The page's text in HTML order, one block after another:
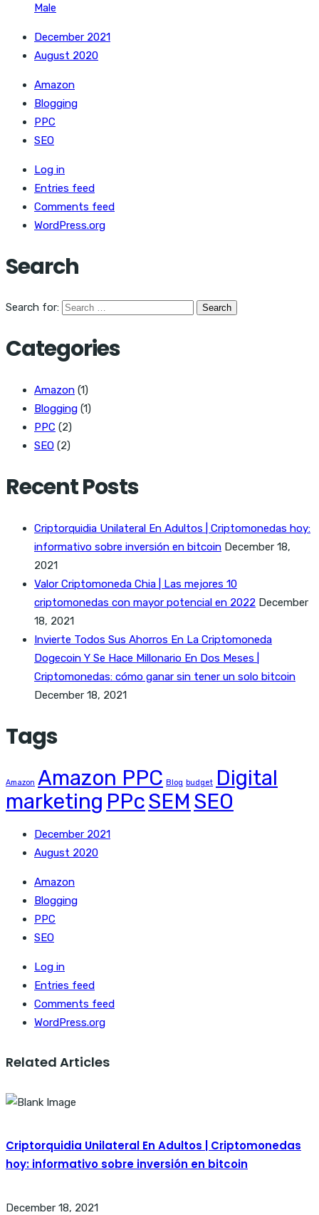
Male
December 2021
August 2020
Amazon
Blogging
PPC
SEO
Log in
Entries feed
Comments feed
WordPress.org
Search
Search for:
Categories
Amazon (1)
Blogging (1)
PPC (2)
SEO (2)
Recent Posts
Criptorquidia Unilateral En Adultos | Criptomonedas hoy:
informativo sobre inversión en bitcoin December 18,
2021
Valor Criptomoneda Chia | Las mejores 10
criptomonedas con mayor potencial en 2022 December
18, 2021
Invierte Todos Sus Ahorros En La Criptomoneda
Dogecoin Y Se Hace Millonario En Dos Meses |
Criptomonedas: cómo ganar sin tener un solo bitcoin
December 18, 2021
Tags
Amazon Amazon PPC Blog budget Digital
marketing PPcSEM SEO
December 2021
August 2020
Amazon
Blogging
PPC
SEO
Log in
Entries feed
Comments feed
WordPress.org
Related Articles
Criptorquidia Unilateral En Adultos | Criptomonedas
hoy: informativo sobre inversión en bitcoin
December 18, 2021